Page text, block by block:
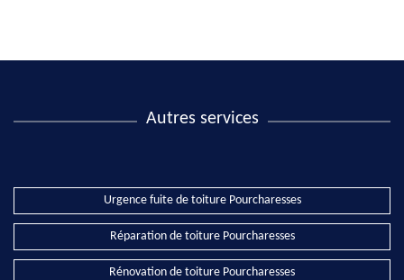
Autres services
Urgence fuite de toiture Pourcharesses
Réparation de toiture Pourcharesses
Rénovation de toiture Pourcharesses